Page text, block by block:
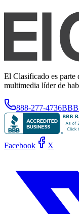
El Clasificado es parte
multimedia líder de
888-277-4736BBB
Facebook X